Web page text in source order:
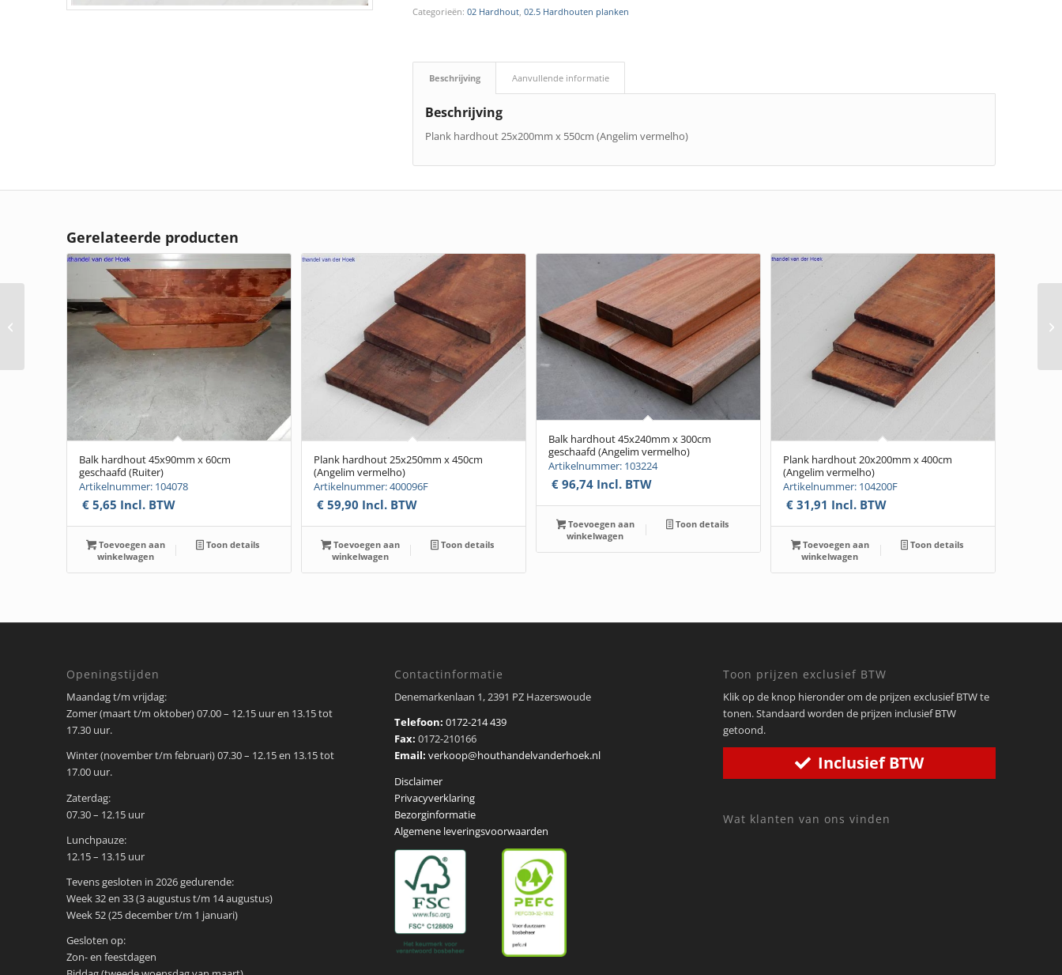
Categorieën: 02 Hardhout, 02.5 Hardhouten planken
Beschrijving Aanvullende informatie
Beschrijving
Plank hardhout 25x200mm x 550cm (Angelim vermelho)
Gerelateerde producten
Balk hardhout 45x90mm x 60cm
geschaafd (Ruiter)
Artikelnummer: 104078
€5,65 Incl. BTW
Toevoegen aan
winkelwagen
Toon details
Plank hardhout 25x250mm x 450cm
(Angelim vermelho)
Artikelnummer: 400096F
€59,90 Incl. BTW
Toevoegen aan
winkelwagen
Toon details
Balk hardhout 45x240mm x 300cm
geschaafd (Angelim vermelho)
Artikelnummer: 103224
€96,74Incl. BTW
Toevoegen aan
winkelwagen
Toon details
Plank hardhout 20x200mm x 400cm
(Angelim vermelho)
Artikelnummer: 104200F
€31,91 Incl. BTW
Toevoegen aan
winkelwagen
Toon details
Openingstijden
Maandag t/m vrijdag:
Zomer (maart t/m oktober) 07.00 – 12.15 uur en 13.15 tot
17.30 uur.
Winter (november t/m februari) 07.30 – 12.15 en 13.15 tot
17.00 uur.
Zaterdag:
07.30 – 12.15 uur
Lunchpauze:
12.15 – 13.15 uur
Tevens gesloten in 2026 gedurende:
Week 32 en 33 (3 augustus t/m 14 augustus)
Week 52 (25 december t/m 1 januari)
Gesloten op:
Zon- en feestdagen
Contactinformatie
Denemarkenlaan 1, 2391 PZ Hazerswoude
Telefoon:0172-214 439
Fax:0172-210166
Email: verkoop@houthandelvanderhoek.nl
Disclaimer
Privacyverklaring
Bezorginformatie
Algemene leveringsvoorwaarden
Toon prijzen exclusief BTW
Klik op de knop hieronder om de prijzen exclusief BTW te
tonen. Standaard worden de prijzen inclusief BTW
getoond.
Inclusief BTW
Wat klanten van ons vinden
Rabat ZWART
18x145mm x
248cm(wb125mm)
(Vuren channelsiding)